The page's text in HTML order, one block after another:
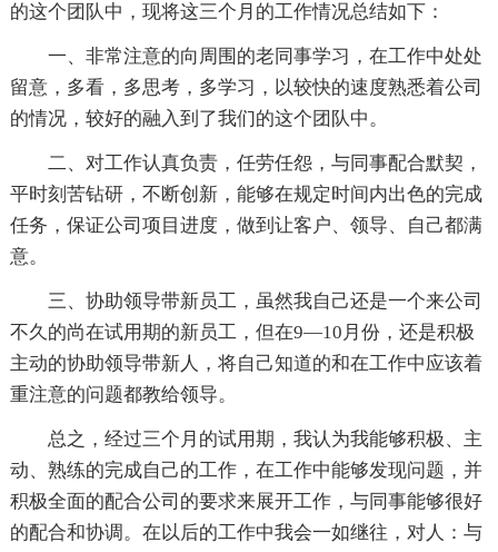
的这个团队中，现将这三个月的工作情况总结如下：
一、非常注意的向周围的老同事学习，在工作中处处
留意，多看，多思考，多学习，以较快的速度熟悉着公司
的情况，较好的融入到了我们的这个团队中。
二、对工作认真负责，任劳任怨，与同事配合默契，
平时刻苦钻研，不断创新，能够在规定时间内出色的完成
任务，保证公司项目进度，做到让客户、领导、自己都满
意。
三、协助领导带新员工，虽然我自己还是一个来公司
不久的尚在试用期的新员工，但在9—10月份，还是积极
主动的协助领导带新人，将自己知道的和在工作中应该着
重注意的问题都教给领导。
总之，经过三个月的试用期，我认为我能够积极、主
动、熟练的完成自己的工作，在工作中能够发现问题，并
积极全面的配合公司的要求来展开工作，与同事能够很好
的配合和协调。在以后的工作中我会一如继往，对人：与